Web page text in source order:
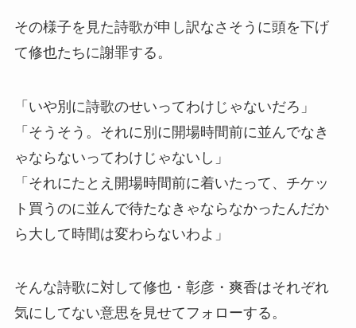
その様子を見た詩歌が申し訳なさそうに頭を下げ
て修也たちに謝罪する。
「いや別に詩歌のせいってわけじゃないだろ」
「そうそう。それに別に開場時間前に並んでなき
ゃならないってわけじゃないし」
「それにたとえ開場時間前に着いたって、チケッ
ト買うのに並んで待たなきゃならなかったんだか
ら大して時間は変わらないわよ」
そんな詩歌に対して修也・彰彦・爽香はそれぞれ
気にしてない意思を見せてフォローする。